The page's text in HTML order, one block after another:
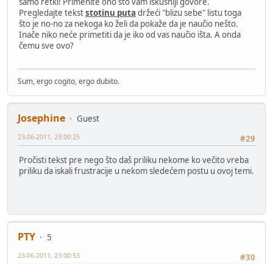
Pregledajte tekststotinu puta držeći "blizu sebe" listu toga
što je no-no za nekoga ko želi da pokaže da je naučio nešto.
Inače niko neće primetiti da je iko od vas naučio išta. A onda
čemu sve ovo?
Sum, ergo cogito, ergo dubito.
Josephine
Guest
#29
23-06-2011, 23:00:25
Pročisti tekst pre nego što daš priliku nekome ko večito vreba
priliku da iskali frustracije u nekom sledećem postu u ovoj temi.
PTY
5
#30
23-06-2011, 23:00:53